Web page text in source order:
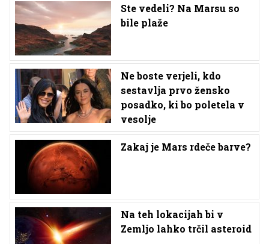
Ste vedeli? Na Marsu so
bile plaže
Ne boste verjeli, kdo
sestavlja prvo žensko
posadko, ki bo poletela v
vesolje
Zakaj je Mars rdeče barve?
Na teh lokacijah bi v
Zemljo lahko trčil asteroid